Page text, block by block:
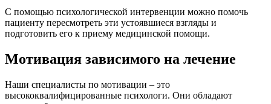
С помощью психологической интервенции можно помочь
пациенту пересмотреть эти устоявшиеся взгляды и
подготовить его к приему медицинской помощи.
Мотивация зависимого на лечение
Наши специалисты по мотивации – это
высококвалифицированные психологи. Они обладают